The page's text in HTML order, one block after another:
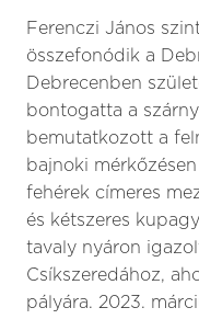
Ferenczi János
összefonódik a
Debrecenben
bontogatta a
bemutatkozott a
bajnoki
fehérek címeres
és kétszeres
tavaly nyáron
Csíkszeredához,
pályára. 2023.